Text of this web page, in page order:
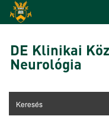
Ugrás a tartalomra
DE Klinikai
Neurológia